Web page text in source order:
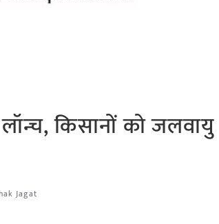
किसानों को जलवायु
Jagat